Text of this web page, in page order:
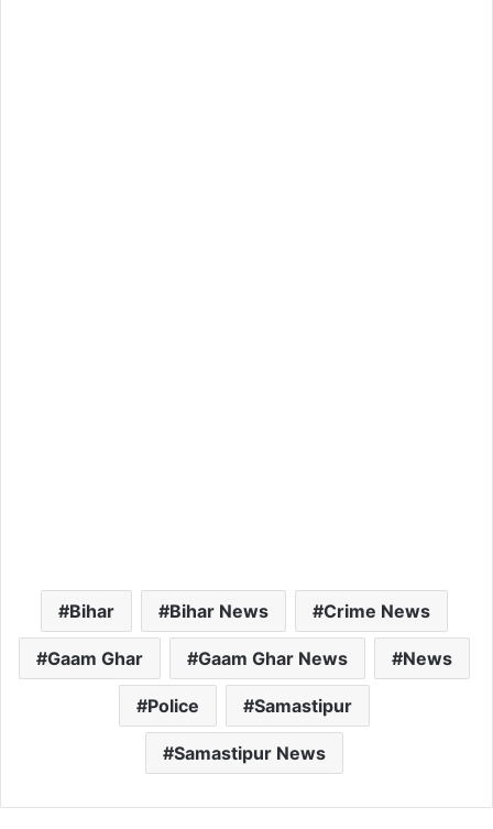
Bihar Bihar News Crime News
Gaam Ghar Gaam Ghar News News
Police Samastipur
Samastipur News